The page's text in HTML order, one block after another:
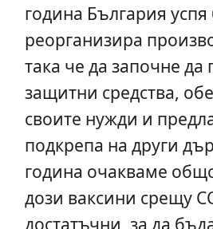
година България
реорганизира
така че да започне
защитни средства,
своите нужди и
подкрепа на други
година очакваме
дози ваксини срещу
достатъчни, за да